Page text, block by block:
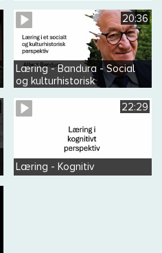
20:36
Læring - Bandura - Social
og kulturhistorisk
22:29
Læring - Kognitiv